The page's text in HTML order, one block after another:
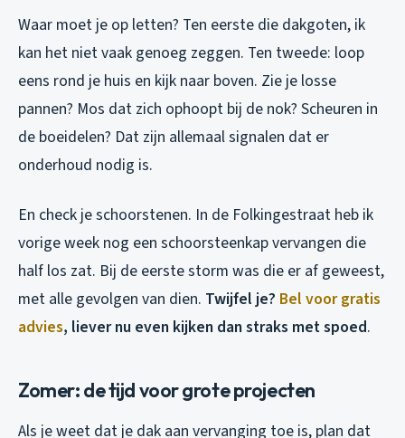
Waar moet je op letten? Ten eerste die dakgoten, ik
kan het niet vaak genoeg zeggen. Ten tweede: loop
eens rond je huis en kijk naar boven. Zie je losse
pannen? Mos dat zich ophoopt bij de nok? Scheuren in
de boeidelen? Dat zijn allemaal signalen dat er
onderhoud nodig is.
En check je schoorstenen. In de Folkingestraat heb ik
vorige week nog een schoorsteenkap vervangen die
half los zat. Bij de eerste storm was die er af geweest,
met alle gevolgen van dien. Twijfel je? Bel voor gratis
advies, liever nu even kijken dan straks met spoed.
Zomer: de tijd voor grote projecten
Als je weet dat je dak aan vervanging toe is, plan dat